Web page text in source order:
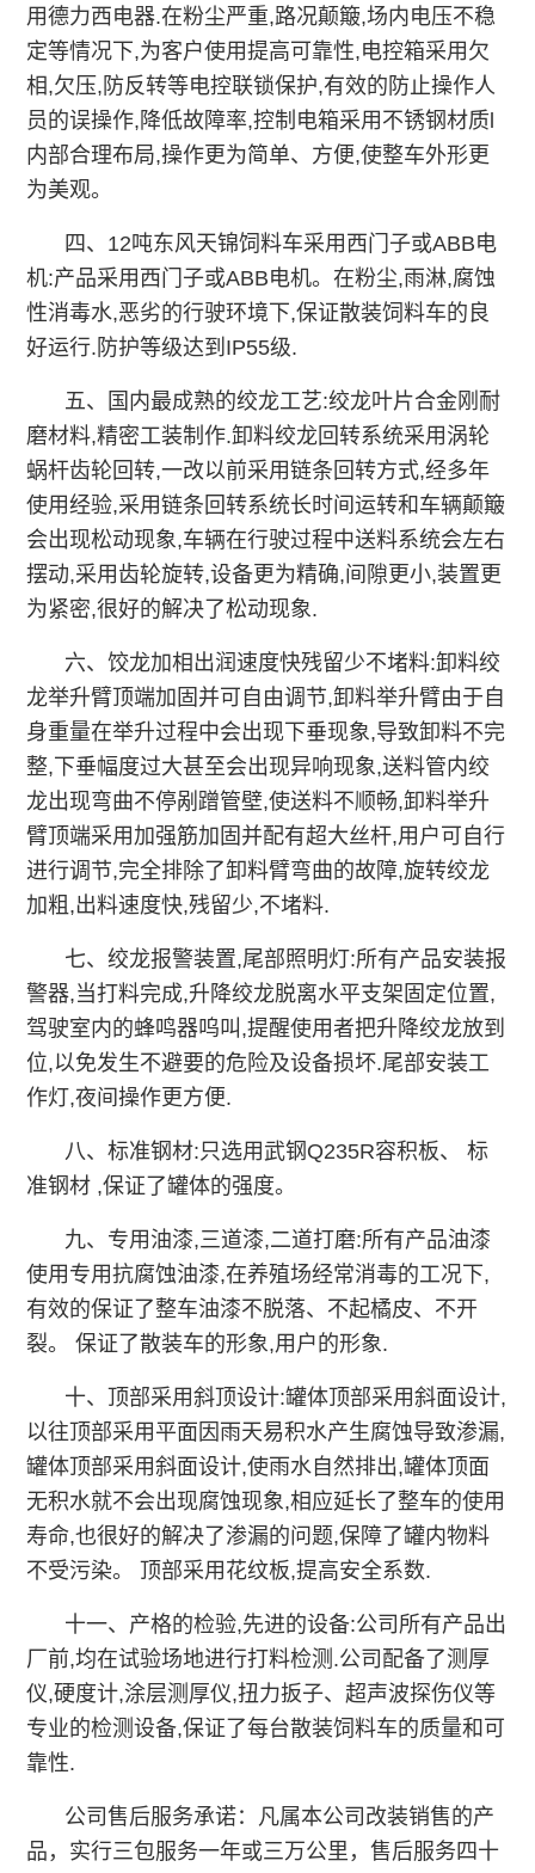
用德力西电器.在粉尘严重,路况颠簸,场内电压不稳
定等情况下,为客户使用提高可靠性,电控箱采用欠
相,欠压,防反转等电控联锁保护,有效的防止操作人
员的误操作,降低故障率,控制电箱采用不锈钢材质l
内部合理布局,操作更为简单、方便,使整车外形更
为美观。
四、12吨东风天锦饲料车采用西门子或ABB电
机:产品采用西门子或ABB电机。在粉尘,雨淋,腐蚀
性消毒水,恶劣的行驶环境下,保证散装饲料车的良
好运行.防护等级达到IP55级.
五、国内最成熟的绞龙工艺:绞龙叶片合金刚耐
磨材料,精密工装制作.卸料绞龙回转系统采用涡轮
蜗杆齿轮回转,一改以前采用链条回转方式,经多年
使用经验,采用链条回转系统长时间运转和车辆颠簸
会出现松动现象,车辆在行驶过程中送料系统会左右
摆动,采用齿轮旋转,设备更为精确,间隙更小,装置更
为紧密,很好的解决了松动现象.
六、饺龙加相出润速度快残留少不堵料:卸料绞
龙举升臂顶端加固并可自由调节,卸料举升臂由于自
身重量在举升过程中会出现下垂现象,导致卸料不完
整,下垂幅度过大甚至会出现异响现象,送料管内绞
龙出现弯曲不停剐蹭管壁,使送料不顺畅,卸料举升
臂顶端采用加强筋加固并配有超大丝杆,用户可自行
进行调节,完全排除了卸料臂弯曲的故障,旋转绞龙
加粗,出料速度快,残留少,不堵料.
七、绞龙报警装置,尾部照明灯:所有产品安装报
警器,当打料完成,升降绞龙脱离水平支架固定位置,
驾驶室内的蜂鸣器呜叫,提醒使用者把升降绞龙放到
位,以免发生不避要的危险及设备损坏.尾部安装工
作灯,夜间操作更方便.
八、标准钢材:只选用武钢Q235R容积板、 标
准钢材 ,保证了罐体的强度。
九、专用油漆,三道漆,二道打磨:所有产品油漆
使用专用抗腐蚀油漆,在养殖场经常消毒的工况下,
有效的保证了整车油漆不脱落、不起橘皮、不开
裂。 保证了散装车的形象,用户的形象.
十、顶部采用斜顶设计:罐体顶部采用斜面设计,
以往顶部采用平面因雨天易积水产生腐蚀导致渗漏,
罐体顶部采用斜面设计,使雨水自然排出,罐体顶面
无积水就不会出现腐蚀现象,相应延长了整车的使用
寿命,也很好的解决了渗漏的问题,保障了罐内物料
不受污染。 顶部采用花纹板,提高安全系数.
十一、产格的检验,先进的设备:公司所有产品出
厂前,均在试验场地进行打料检测.公司配备了测厚
仪,硬度计,涂层测厚仪,扭力扳子、超声波探伤仪等
专业的检测设备,保证了每台散装饲料车的质量和可
靠性.
公司售后服务承诺：凡属本公司改装销售的产
品，实行三包服务一年或三万公里，售后服务四十